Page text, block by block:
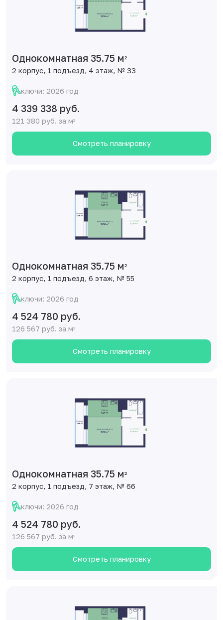
Однокомнатная 35.75 м2
2 корпус, 1 подъезд, 4 этаж, № 33
ключи: 2026 год
4 339 338 руб.
121 380 руб. за м2
Смотреть планировку
Однокомнатная 35.75 м2
2 корпус, 1 подъезд, 6 этаж, № 55
ключи: 2026 год
4 524 780 руб.
126 567 руб. за м2
Смотреть планировку
Однокомнатная 35.75 м2
2 корпус, 1 подъезд, 7 этаж, № 66
ключи: 2026 год
4 524 780 руб.
126 567 руб. за м2
Смотреть планировку